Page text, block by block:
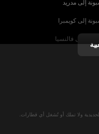
إلى مدريد
إلى كويمبرا
إلى فالنسيا
إلى سالزبورغ
ولا تملك أو تُشغل أي قطارات.